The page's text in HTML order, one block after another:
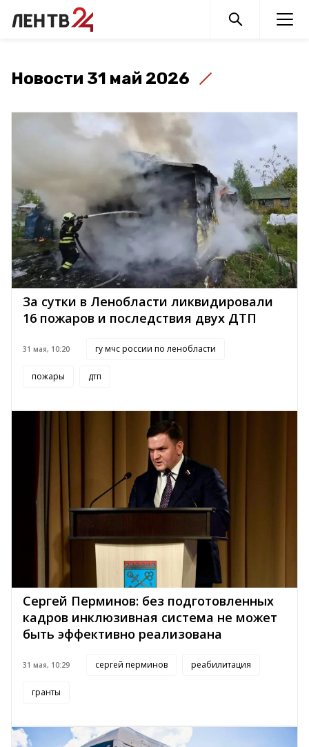
Новости 31 май 2026
За сутки в Ленобласти ликвидировали
16 пожаров и последствия двух ДТП
31 мая, 10:20 гу мчс россии по ленобласти
пожары дтп
Сергей Перминов: без подготовленных
кадров инклюзивная система не может
быть эффективно реализована
31 мая, 10:29 сергей перминов реабилитация
гранты